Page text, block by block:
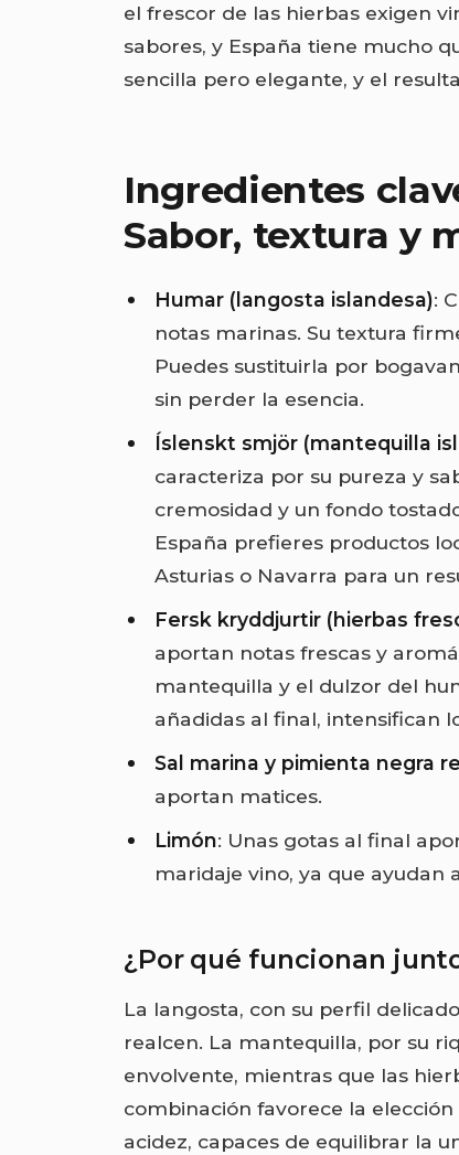
el frescor de las hierbas exigen
sabores, y España tiene mucho
sencilla pero elegante, y el
Ingredientes
Sabor, textura y
Humar (langosta islandesa):
notas marinas. Su textura
Puedes sustituirla por
sin perder la esencia.
Íslenskt smjör (mantequilla
caracteriza por su pureza y
cremosidad y un fondo
España prefieres productos
Asturias o Navarra para un
Fersk kryddjurtir (hierbas
aportan notas frescas y
mantequilla y el dulzor del
añadidas al final, intensifican
Sal marina y pimienta negra
aportan matices.
Limón: Unas gotas al final
maridaje vino, ya que ayudan
¿Por qué funcionan
La langosta, con su perfil
realcen. La mantequilla, por su
envolvente, mientras que las
combinación favorece la
acidez, capaces de equilibrar la